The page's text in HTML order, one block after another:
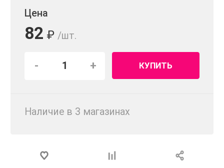
Цена
82 ₽ /шт.
- + КУПИТЬ
Наличие в 3 магазинах